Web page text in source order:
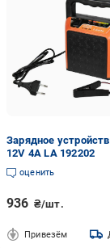
Зарядное
12V 4A LA 192202
оценить
936 ₴/шт.
Привезём